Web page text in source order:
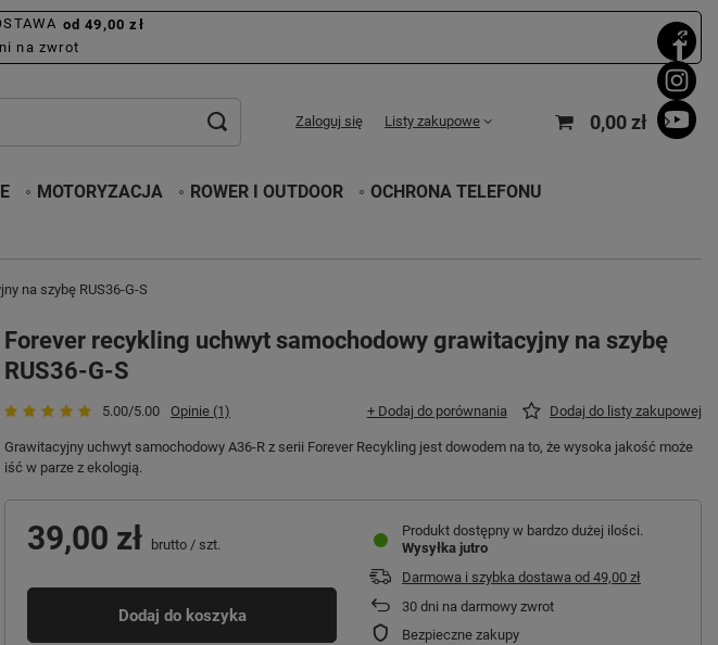
od 49,00 zł
na zwrot
Zaloguj się Listy zakupowe 0,00 zł
MOTORYZACJA ROWER I OUTDOOR
OCHRONA TELEFONU
na szybę RUS36-G-S
Forever recykling uchwyt samochodowy grawitacyjny na szybę
RUS36-G-S
5.00/5.00 Opinie (1) + Dodaj do porównania Dodaj do listy zakupowej
Grawitacyjny uchwyt samochodowy A36-R z serii Forever Recykling jest dowodem na to, że wysoka jakość może
iść w parze z ekologią.
39,00 zł brutto / szt.
Dodaj do koszyka
Produkt dostępny w bardzo dużej ilości
Wysyłka jutro
Darmowa i szybka dostawa od 49,00 zł
30 dni na darmowy zwrot
Bezpieczne zakupy